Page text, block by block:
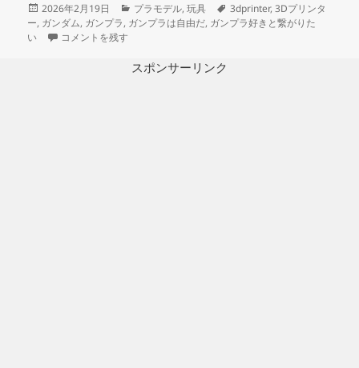
投
稿
日:
2026年2月19日
カ
テ
ー
プラモデル,玩具
タ
グ
3dprinter,3Dプリンタ
ー, ガンダム, ガンプラ, ガンプラは自由だ, ガンプラ好きと繋がりた
い
3Dプリント ホワイトベース 操縦ユニット 製作日誌（4日目）モッ
コメントを残す
スポンサーリンク